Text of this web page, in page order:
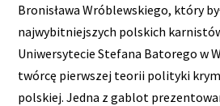
Bronisława Wróblewskiego, który
najwybitniejszych polskich
Uniwersytecie Stefana Batorego w
twórcę pierwszej teorii polityki
polskiej. Jedna z gablot